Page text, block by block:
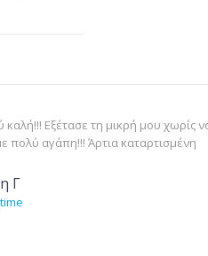
Εξέτασε τη μικρή μου χωρίς
πολύ αγάπη!!! Άρτια καταρτισμένη
Γ